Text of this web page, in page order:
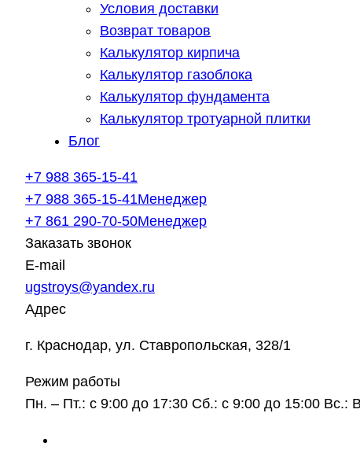
Условия доставки
Возврат товаров
Калькулятор кирпича
Калькулятор газоблока
Калькулятор фундамента
Калькулятор тротуарной плитки
Блог
+7 988 365-15-41
+7 988 365-15-41Менеджер
+7 861 290-70-50Менеджер
Заказать звонок
E-mail
ugstroys@yandex.ru
Адрес
г. Краснодар, ул. Ставропольская, 328/1
Режим работы
Пн. – Пт.: с 9:00 до 17:30 Сб.: с 9:00 до 15:00 Вс.: